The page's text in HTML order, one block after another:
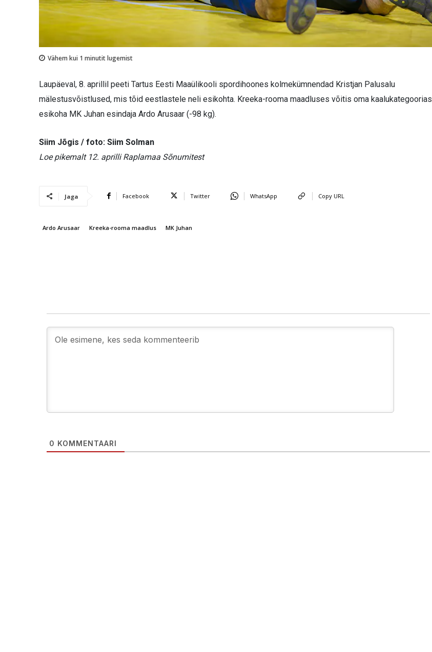
Vähem kui 1 minutit lugemist
Laupäeval, 8. aprillil peeti Tartus Eesti Maaülikooli spordihoones kolmekümnendad Kristjan Palusalu
mälestusvõistlused, mis tõid eestlastele neli esikohta. Kreeka-rooma maadluses võitis oma kaalukategoorias
esikoha MK Juhan esindaja Ardo Arusaar (-98 kg).
Siim Jõgis / foto: Siim Solman
Loe pikemalt 12. aprilli Raplamaa Sõnumitest
Jaga Facebook Twitter WhatsApp Copy URL
Ardo Arusaar Kreeka-rooma maadlus MK Juhan
0 KOMMENTAARI